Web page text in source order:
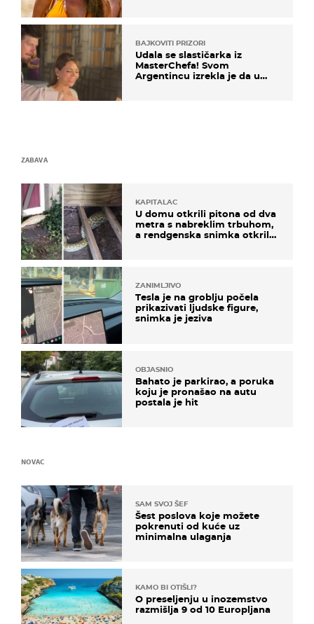
BAJKOVITI PRIZORI
Udala se slastičarka iz
MasterChefa! Svom
Argentincu izrekla je da u
ZABAVA
KAPITALAC
U domu otkrili pitona od dva
metra s nabreklim trbuhom,
a rendgenska snimka otkrila
ZANIMLJIVO
Tesla je na groblju počela
prikazivati ljudske figure,
snimka je jeziva
OBJASNIO
Bahato je parkirao, a poruka
koju je pronašao na autu
postala je hit
NOVAC
SAM SVOJ ŠEF
Šest poslova koje možete
pokrenuti od kuće uz
minimalna ulaganja
KAMO BI OTIŠLI?
O preseljenju u inozemstvo
razmišlja 9 od 10 Europljana